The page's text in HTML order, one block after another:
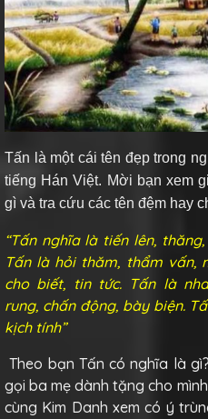
Tấn là một cái tên đẹp trong
tiếng Hán Việt. Mời bạn xem
gì và tra cứu các tên đệm hay
“Tấn nghĩa là tiến lên,
Tấn là hỏi thăm, thẩm vấn,
cho biết, tin tức. Tấn là
rung, chấn động, bày biện.
kịch tính”
Theo bạn Tấn có nghĩa là
gọi ba mẹ dành tặng cho
cùng Kim Danh xem có ý